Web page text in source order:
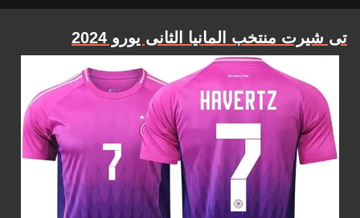
تى شيرت منتخب المانيا الثانى يورو 2024